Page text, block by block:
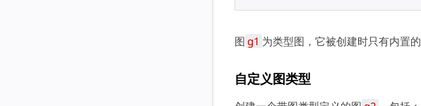
图 g1 为类型图，它被创建时只有内置的
自定义图类型